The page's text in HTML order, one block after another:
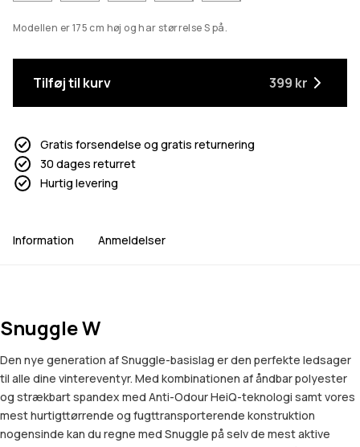
Modellen er 175 cm høj og har størrelse S på.
Tilføj til kurv 399 kr
Gratis forsendelse og gratis returnering
30 dages returret
Hurtig levering
Information Anmeldelser
Snuggle W
Den nye generation af Snuggle-basislag er den perfekte ledsager
til alle dine vintereventyr. Med kombinationen af åndbar polyester
og strækbart spandex med Anti-Odour HeiQ-teknologi samt vores
mest hurtigttørrende og fugttransporterende konstruktion
nogensinde kan du regne med Snuggle på selv de mest aktive